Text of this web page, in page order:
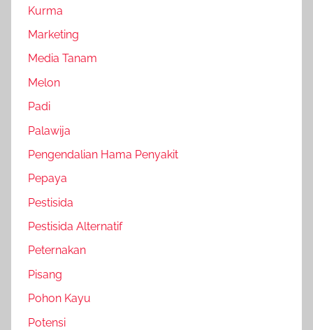
Kurma
Marketing
Media Tanam
Melon
Padi
Palawija
Pengendalian Hama Penyakit
Pepaya
Pestisida
Pestisida Alternatif
Peternakan
Pisang
Pohon Kayu
Potensi